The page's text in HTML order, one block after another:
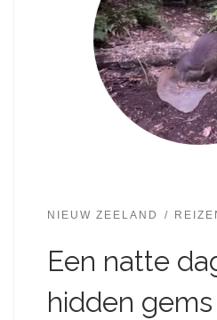
NIEUW ZEELAND
Een natte
hidden gems